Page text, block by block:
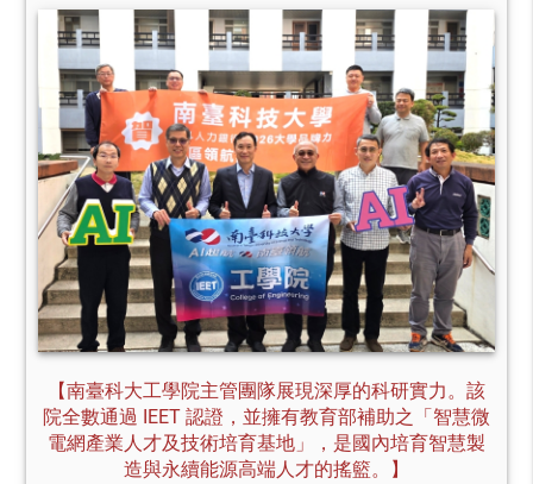
【南臺科大工學院主管團隊展現深厚的科研實力。該
院全數通過 IEET 認證，並擁有教育部補助之「智慧微
電網產業人才及技術培育基地」，是國內培育智慧製
造與永續能源高端人才的搖籃。】